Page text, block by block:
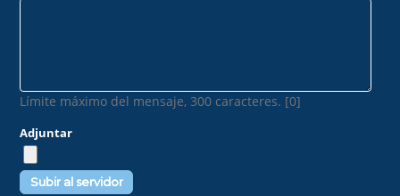
Límite máximo del mensaje, 300 caracteres. [0]
Adjuntar